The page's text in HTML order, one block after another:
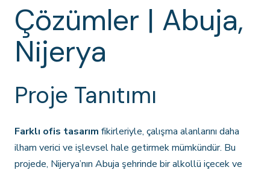
Çözümler | Abuja,
Nijerya
Proje Tanıtımı
Farklı ofis tasarım fikirleriyle, çalışma alanlarını daha
ilham verici ve işlevsel hale getirmek mümkündür. Bu
projede, Nijerya’nın Abuja şehrinde bir alkollü içecek ve